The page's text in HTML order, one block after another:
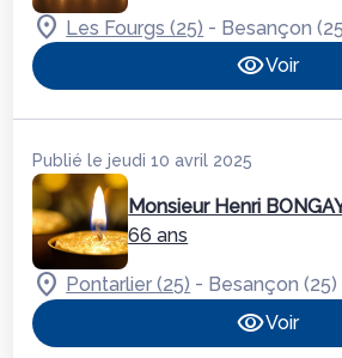
Les Fourgs (25) - Besançon
Voir
Publié le jeudi 10 avril 2025
Monsieur Henri
66 ans
Pontarlier (25) - Besançon (25)
Voir